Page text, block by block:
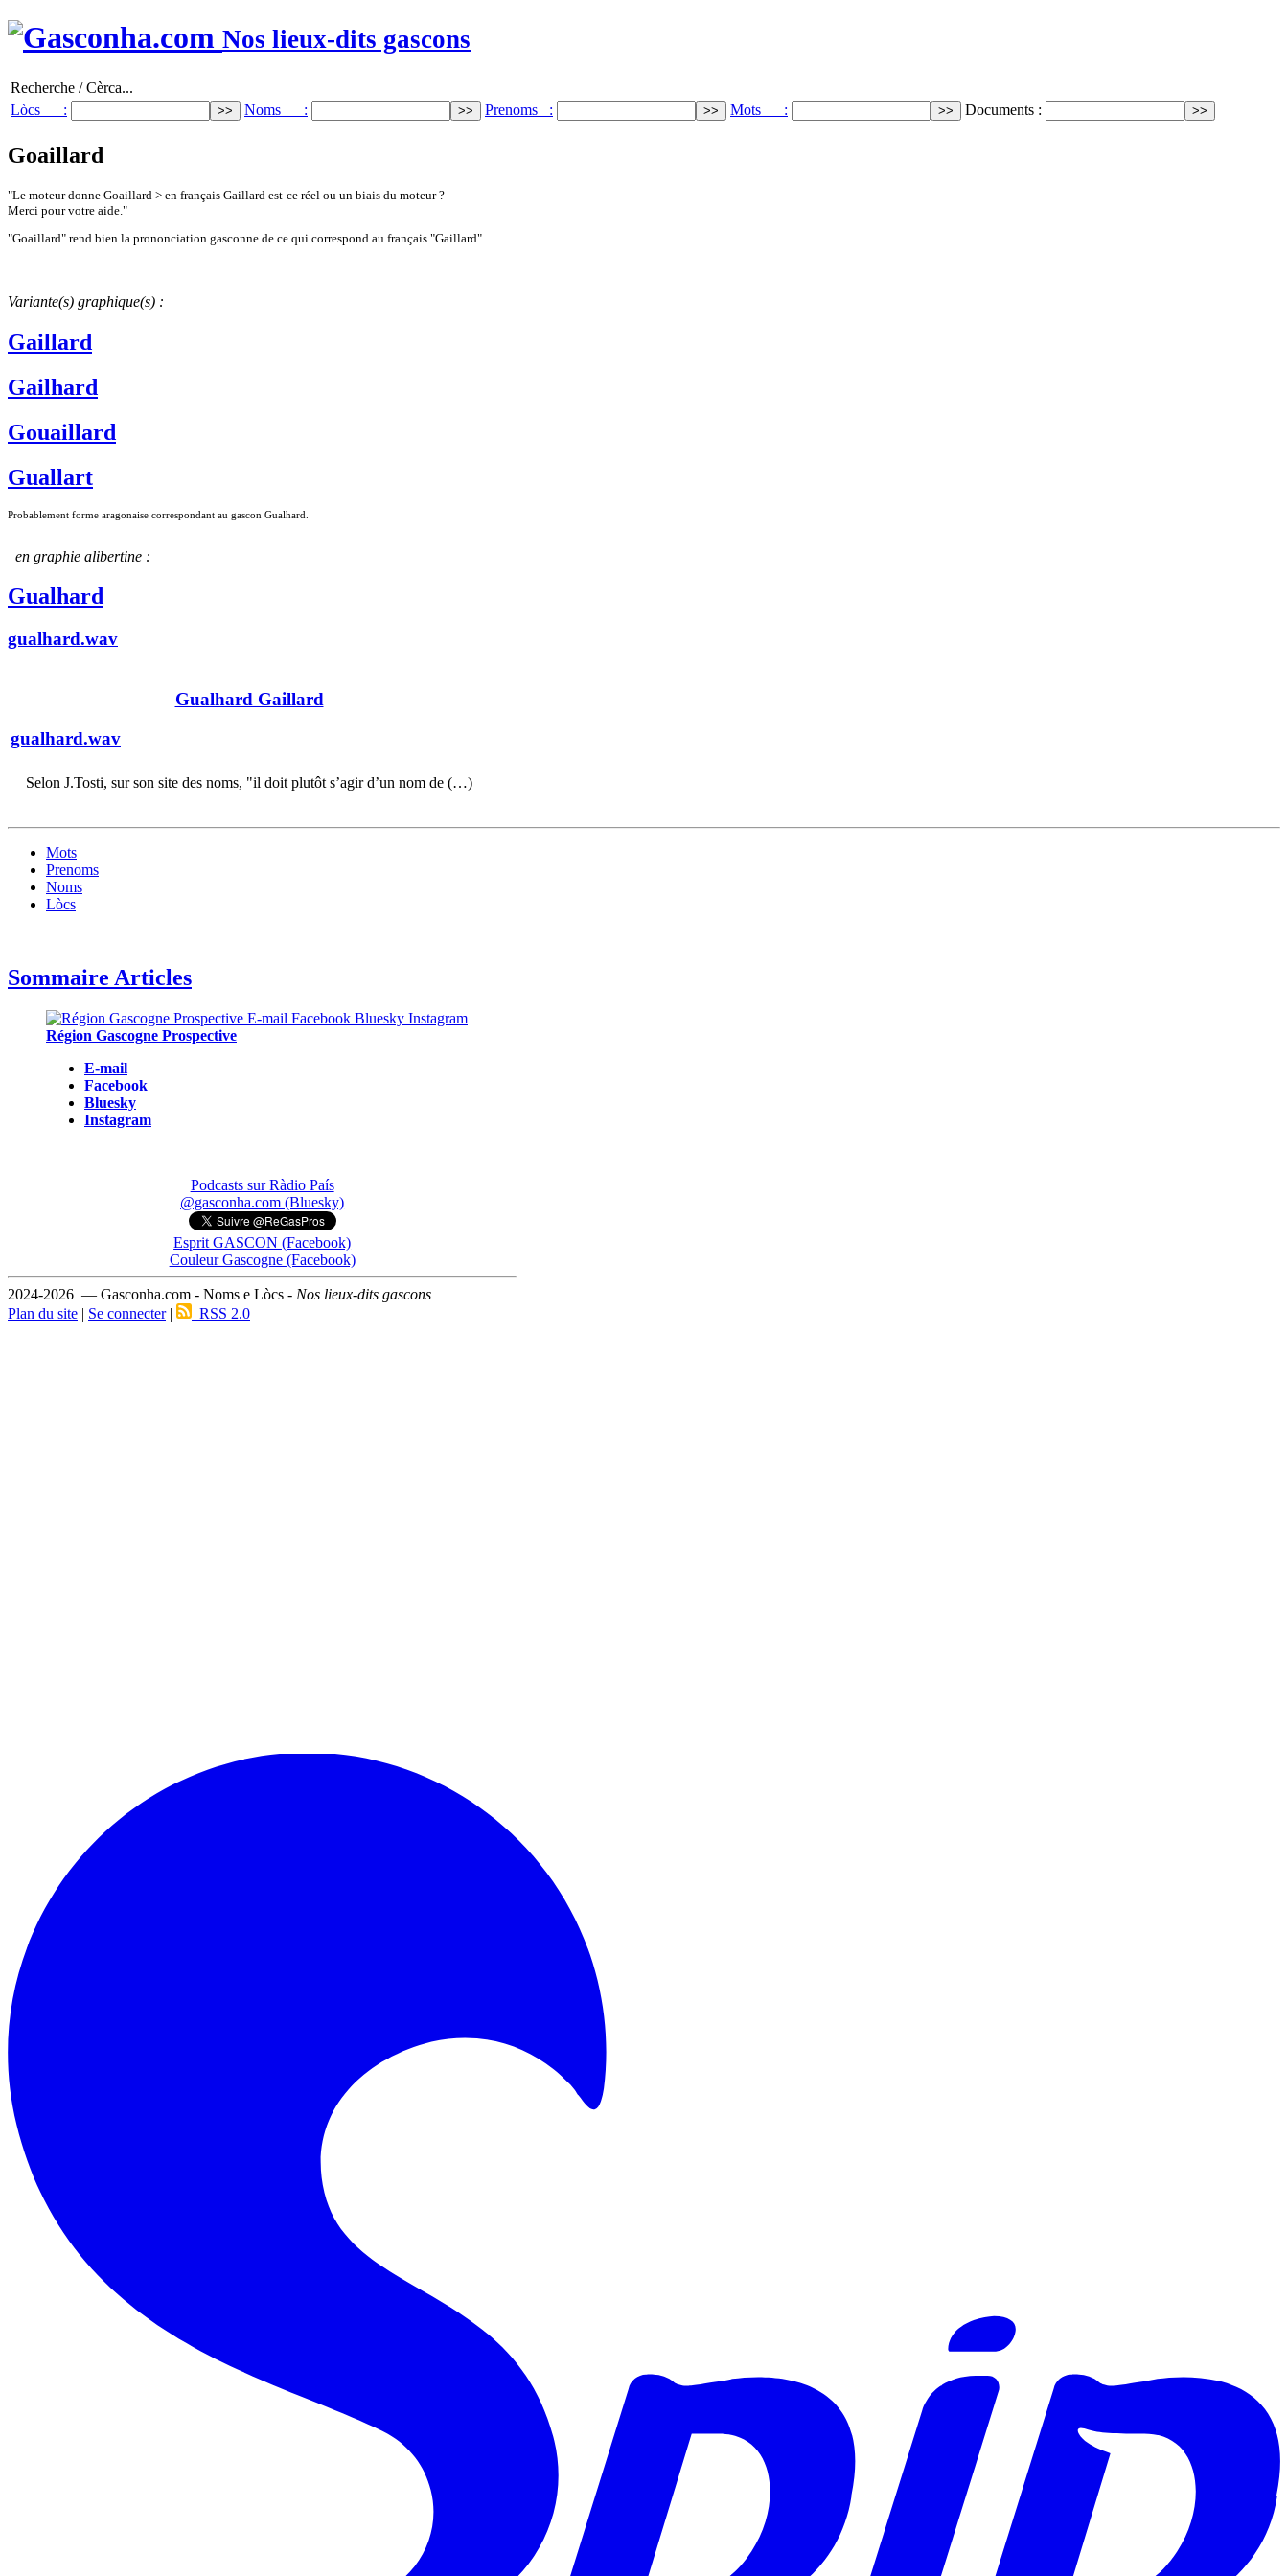
Nos lieux-dits gascons
Recherche / Cèrca...
Lòcs :
Noms : Prenoms : Mots : Documents :
Goaillard
"Le moteur donne Goaillard > en français Gaillard est-ce réel ou un biais du moteur ?
Merci pour votre aide."
"Goaillard" rend bien la prononciation gasconne de ce qui correspond au français "Gaillard".
Variante(s) graphique(s) :
Gaillard
Gailhard
Gouaillard
Guallart
Probablement forme aragonaise correspondant au gascon Gualhard.
en graphie alibertine :
Gualhard
gualhard.wav
Gualhard Gaillard
gualhard.wav
Selon J.Tosti, sur son site des noms, "il doit plutôt s’agir d’un nom de (…)
Mots
Prenoms
Noms
Lòcs
Sommaire Articles
Région Gascogne Prospective
E-mail
Facebook
Bluesky
Instagram
Podcasts sur Ràdio País
@gasconha.com (Bluesky)
Esprit GASCON (Facebook)
Couleur Gascogne (Facebook)
2024-2026 — Gasconha.com - Noms e Lòcs - Nos lieux-dits gascons
Plan du site | Se connecter| RSS 2.0